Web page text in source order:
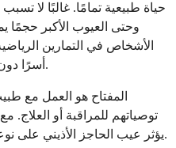
حياة طبيعية تمامًا. غالبًا لا
وحتى العيوب الأكبر حجمًا
الأشخاص في التمارين
أسرًا دون أي قيود تتعلق بعيب الحاجز الأذيني.
المفتاح هو العمل مع
توصياتهم للمراقبة أو العلاج.
يؤثر عيب الحاجز الأذيني على نوعية حياتك أو متوسط عمرك المتوقع.